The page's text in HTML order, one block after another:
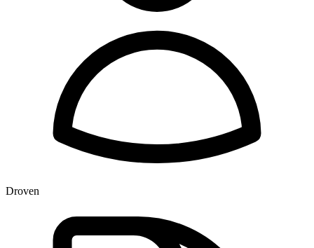
Droven